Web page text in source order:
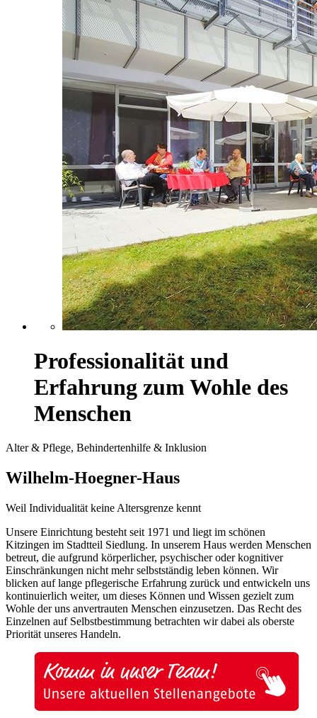
Professionalität und
Erfahrung zum Wohle des
Menschen
Alter & Pflege, Behindertenhilfe & Inklusion
Wilhelm-Hoegner-Haus
Weil Individualität keine Altersgrenze kennt
Unsere Einrichtung besteht seit 1971 und liegt im schönen
Kitzingen im Stadtteil Siedlung. In unserem Haus werden Menschen
betreut, die aufgrund körperlicher, psychischer oder kognitiver
Einschränkungen nicht mehr selbstständig leben können. Wir
blicken auf lange pflegerische Erfahrung zurück und entwickeln uns
kontinuierlich weiter, um dieses Können und Wissen gezielt zum
Wohle der uns anvertrauten Menschen einzusetzen. Das Recht des
Einzelnen auf Selbstbestimmung betrachten wir dabei als oberste
Priorität unseres Handeln.